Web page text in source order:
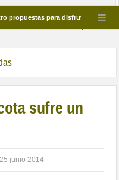
para disfrutar del deporte este
sufre un
25 junio 2014